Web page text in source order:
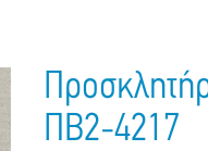
ΠΒ2-4217